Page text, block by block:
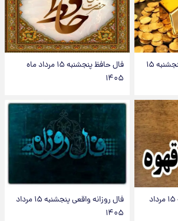
قیمت طلا و سکه امروز پنجشنبه ۱۵
فال حافظ پنجشنبه ۱۵ مرداد ماه
۱۴۰۵
فال قهوه روزانه پنجشنبه ۱۵ مرداد
فال روزانه واقعی پنجشنبه ۱۵ مرداد
۱۴۰۵